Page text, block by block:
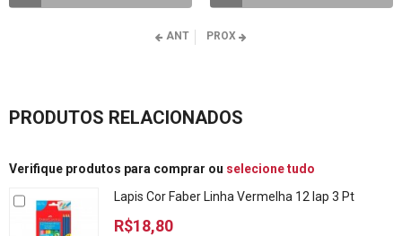
ANT PROX
PRODUTOS RELACIONADOS
Verifique produtos para comprar ou selecione tudo
Lapis Cor Faber Linha Vermelha 12 lap 3 Pt
R$18,80